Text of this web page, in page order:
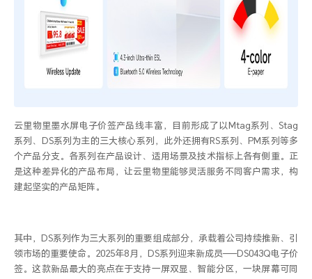
云里物里墨水屏电子价签产品线丰富，目前形成了以Mtag系列、 Stag
系列、 DS系列为主的三大核心系列，此外还拥有RS系列、PM系列等多
个产品分支。各系列在产品设计、适用场景及技术指标上各有侧重。正
是这种差异化的产品布局，让云里物里能够灵活服务不同客户需求，构
建起坚实的产品矩阵。
其中，DS系列作为三大系列的重要组成部分，承载着公司持续推新、引
领市场的重要使命。 2025年8月， DS系列迎来新成员——DS043Q电子价
签。这款新品最大的亮点在于支持一屏双显、智能分区，一块屏幕可同